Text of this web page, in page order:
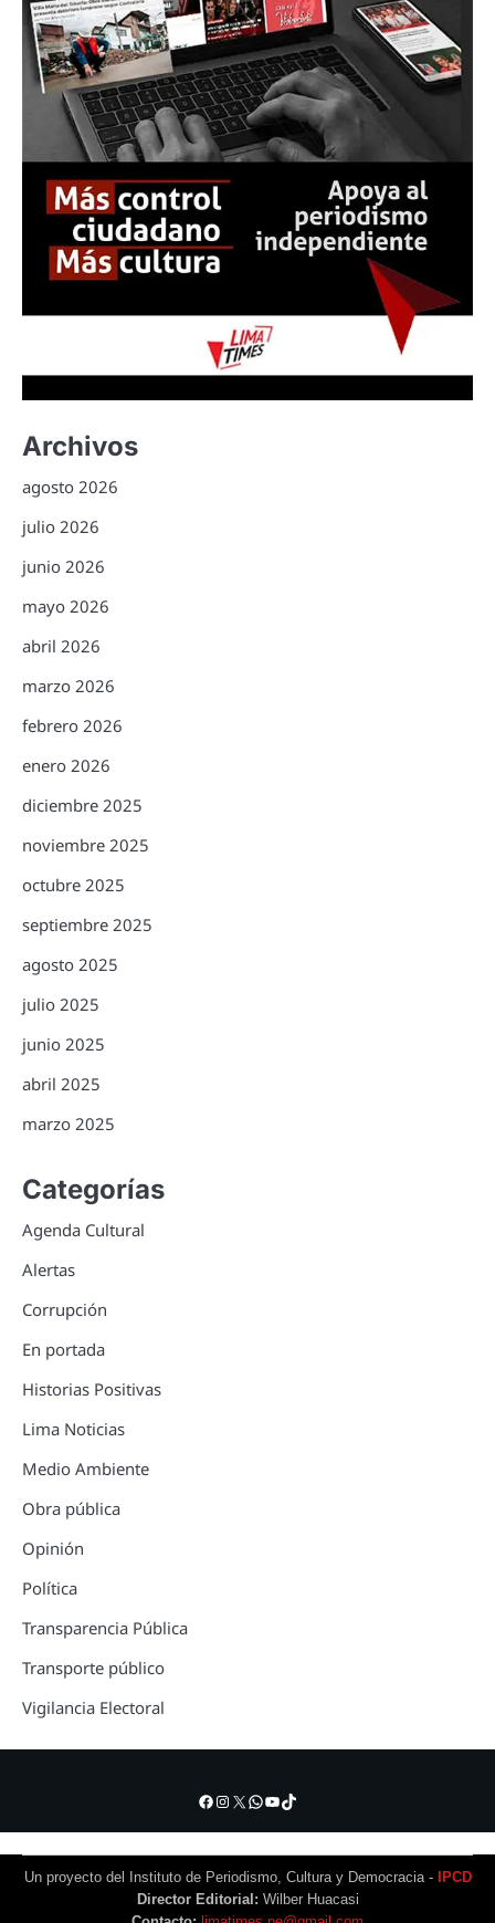
Archivos
agosto 2026
julio 2026
junio 2026
mayo 2026
abril 2026
marzo 2026
febrero 2026
enero 2026
diciembre 2025
noviembre 2025
octubre 2025
septiembre 2025
agosto 2025
julio 2025
junio 2025
abril 2025
marzo 2025
Categorías
Agenda Cultural
Alertas
Corrupción
En portada
Historias Positivas
Lima Noticias
Medio Ambiente
Obra pública
Opinión
Política
Transparencia Pública
Transporte público
Vigilancia Electoral
Facebook
Instagram
X WhatsApp
YouTube
TikTok
Un proyecto del Instituto de Periodismo, Cultura y Democracia -
IPCD
Director Editorial: Wilber Huacasi